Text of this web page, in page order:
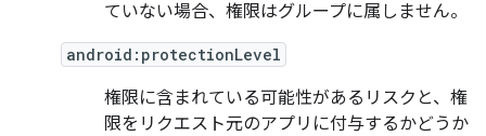
ていない場合、権限はグループに属しません。
android:protectionLevel
権限に含まれている可能性があるリスクと、権
限をリクエスト元のアプリに付与するかどうか